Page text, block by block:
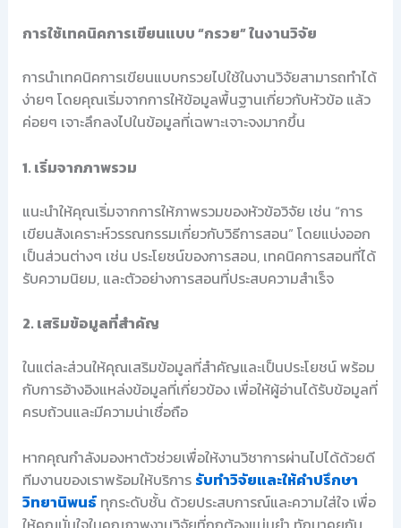
การใช้เทคนิคการเขียนแบบ “กรวย” ในงานวิจัย
การนำเทคนิคการเขียนแบบกรวยไปใช้ในงานวิจัยสามารถทำได้
ง่ายๆ โดยคุณเริ่มจากการให้ข้อมูลพื้นฐานเกี่ยวกับหัวข้อ แล้ว
ค่อยๆ เจาะลึกลงไปในข้อมูลที่เฉพาะเจาะจงมากขึ้น
1. เริ่มจากภาพรวม
แนะนำให้คุณเริ่มจากการให้ภาพรวมของหัวข้อวิจัย เช่น “การ
เขียนสังเคราะห์วรรณกรรมเกี่ยวกับวิธีการสอน” โดยแบ่งออก
เป็นส่วนต่างๆ เช่น ประโยชน์ของการสอน, เทคนิคการสอนที่ได้
รับความนิยม, และตัวอย่างการสอนที่ประสบความสำเร็จ
2. เสริมข้อมูลที่สำคัญ
ในแต่ละส่วนให้คุณเสริมข้อมูลที่สำคัญและเป็นประโยชน์ พร้อม
กับการอ้างอิงแหล่งข้อมูลที่เกี่ยวข้อง เพื่อให้ผู้อ่านได้รับข้อมูลที่
ครบถ้วนและมีความน่าเชื่อถือ
หากคุณกำลังมองหาตัวช่วยเพื่อให้งานวิชาการผ่านไปได้ด้วยดี
ทีมงานของเราพร้อมให้บริการ รับทำวิจัยและให้คำปรึกษา
วิทยานิพนธ์ทุกระดับชั้น ด้วยประสบการณ์และความใส่ใจ เพื่อ